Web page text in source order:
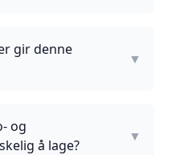
gir denne
▼
og
å lage?
▼